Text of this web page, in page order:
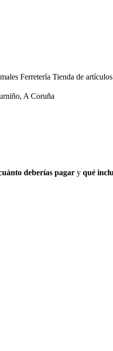
Ferretería Tienda de
A Coruña
deberías pagar y qué